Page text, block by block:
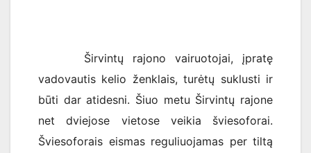
Širvintų rajono vairuotojai, įpratę
vadovautis kelio ženklais, turėtų suklusti ir
būti dar atidesni. Šiuo metu Širvintų rajone
net dviejose vietose veikia šviesoforai.
Šviesoforais eismas reguliuojamas per tiltą